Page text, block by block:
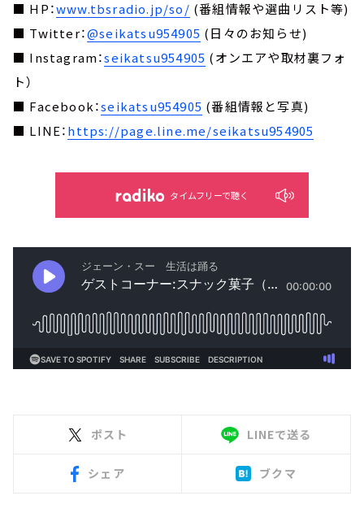
■ HP：www.tbsradio.jp/so/ (番組情報や選曲リスト等)
■ Twitter：@seikatsu954905 (日々のお知らせ)
■ Instagram：seikatsu954905 (オンエアや取材裏フォ
ト）
■ Facebook：seikatsu954905 (番組情報と写真)
■ LINE：https://page.line.me/seikatsu954905
タイムフリーで聴く
ポスト LINEで送る
シェア ブクマ